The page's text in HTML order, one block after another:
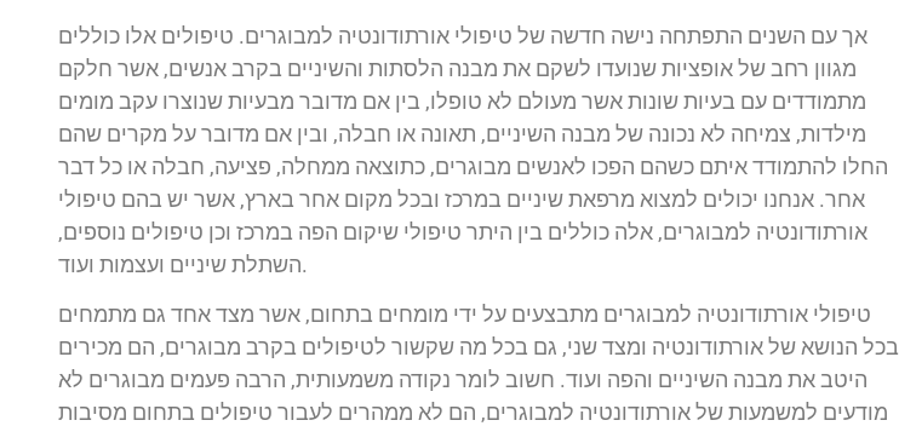
אך עם השנים התפתחה נישה חדשה של טיפולי אורתודונטיה למבוגרים. טיפולים אלו כוללים
מגוון רחב של אופציות שנועדו לשקם את מבנה הלסתות והשיניים בקרב אנשים, אשר חלקם
מתמודדים עם בעיות שונות אשר מעולם לא טופלו, בין אם מדובר מבעיות שנוצרו עקב מומים
מילדות, צמיחה לא נכונה של מבנה השיניים, תאונה או חבלה, ובין אם מדובר על מקרים שהם
החלו להתמודד איתם כשהם הפכו לאנשים מבוגרים, כתוצאה ממחלה, פציעה, חבלה או כל דבר
אחר. אנחנו יכולים למצוא מרפאת שיניים במרכז ובכל מקום אחר בארץ, אשר יש בהם טיפולי
אורתודונטיה למבוגרים, אלה כוללים בין היתר טיפולי שיקום הפה במרכז וכן טיפולים נוספים,
השתלת שיניים ועצמות ועוד.
טיפולי אורתודונטיה למבוגרים מתבצעים על ידי מומחים בתחום, אשר מצד אחד גם מתמחים
בכל הנושא של אורתודונטיה ומצד שני, גם בכל מה שקשור לטיפולים בקרב מבוגרים, הם מכירים
היטב את מבנה השיניים והפה ועוד. חשוב לומר נקודה משמעותית, הרבה פעמים מבוגרים לא
מודעים למשמעות של אורתודונטיה למבוגרים, הם לא ממהרים לעבור טיפולים בתחום מסיבות